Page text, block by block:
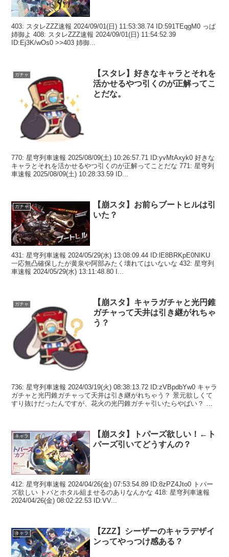
403: スタレZZZ速報 2024/09/01(日) 11:53:38.74 ID:591TEqgM0 っぱ
姉御よ 408: スタレZZZ速報 2024/09/01(日) 11:54:52.39
ID:Ej3K/wOs0 >>403 姉御...
ガチャ
【スタレ】好きなキャラとそれを
活かせるやつ引くのが正解ってこ
とだな。
770: 星穹列車速報 2025/08/09(土) 10:26:57.71 ID:yvMtAxyk0 好きな
キャラとそれを活かせるやつ引くのが正解ってことだな 771: 星穹列
車速報 2025/08/09(土) 10:28:33.59 ID...
ガチャ
【崩スタ】お前らブートヒルは引
いた？
431: 星穹列車速報 2024/05/29(水) 13:08:09.44 ID:lE8BRKpE0NIKU
一応無凸確保したが黄泉や阿部みたく壊れてはいないな 432: 星穹列
車速報 2024/05/29(水) 13:11:48.80 I...
ガチャ
【崩スタ】キャラガチャと光円錐
ガチャって天井は引き継がれちゃ
う？
736: 星穹列車速報 2024/03/19(火) 08:38:13.72 ID:zVBpdbYw0 キャラ
ガチャと光円錐ガチャって天井は引き継がれちゃう？ 景元欲しくて
すり抜けだったんですが、花火の光円錐ガチャ引いたらやばい？ 黄
キャラ
【崩スタ】トパーズ欲しい！←ト
パーズ引いてどうすんの？
412: 星穹列車速報 2024/04/26(金) 07:53:54.89 ID:8zPZ4Jto0 トパー
ズ欲しい トパとホタル組ませるのありなんかな 418: 星穹列車速報
2024/04/26(金) 08:02:22.53 ID:VV...
キャラ
【ZZZ】シーザーのキャラデザイ
ンってやっつけ感ある？